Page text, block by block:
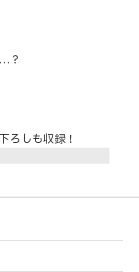
？
ろしも収録！